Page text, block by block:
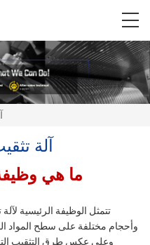
آلة
1. ما هي
تتمثل الوظيفة الرئيسية
وأحجام مختلفة على سطح المواد
وعلى عكس طرق التثقيب